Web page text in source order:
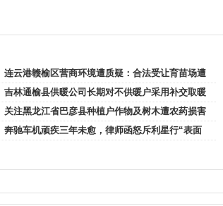
连云港赣榆区营商环境遭质疑：合法受让育苗场遭
吉林通榆县供暖公司长期对不供暖户采用补交取暖
关注黑龙江省巴彦县种植户作物及树木遭农药损害
奔驰车机顽疾三年未愈，律师函怒斥利星行“表面